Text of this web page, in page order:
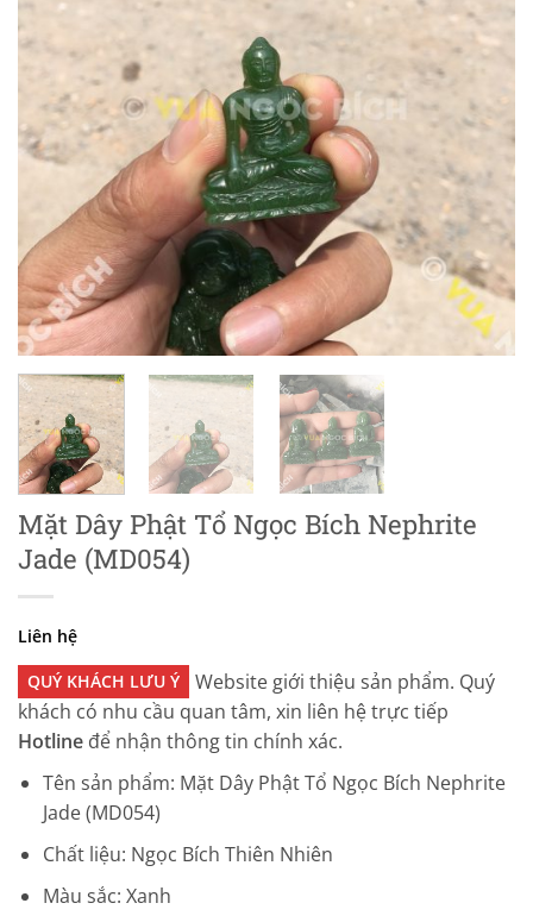
Mặt Dây Phật Tổ Ngọc Bích Nephrite
Jade (MD054)
Liên hệ
QUÝ KHÁCH LƯU Ý
Website giới thiệu sản phẩm. Quý
khách có nhu cầu quan tâm, xin liên hệ trực tiếp
Hotline để nhận thông tin chính xác.
Tên sản phẩm: Mặt Dây Phật Tổ Ngọc Bích Nephrite
Jade (MD054)
Chất liệu: Ngọc Bích Thiên Nhiên
Màu sắc: Xanh